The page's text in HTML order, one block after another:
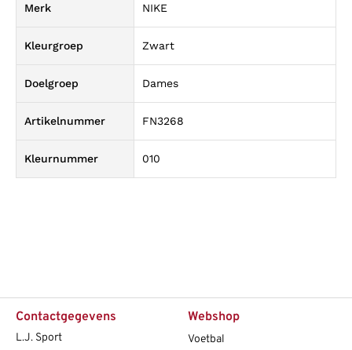
Merk NIKE
Kleurgroep Zwart
Doelgroep Dames
Artikelnummer FN3268
Kleurnummer 010
Contactgegevens
L.J. Sport
Webshop
Voetbal